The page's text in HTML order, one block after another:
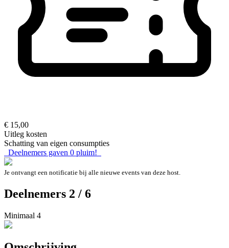
€ 15,00
Uitleg kosten
Schatting van eigen consumpties
Deelnemers gaven 0 pluim!
Je ontvangt een notificatie bij alle nieuwe events van deze host.
Deelnemers 2 / 6
Minimaal 4